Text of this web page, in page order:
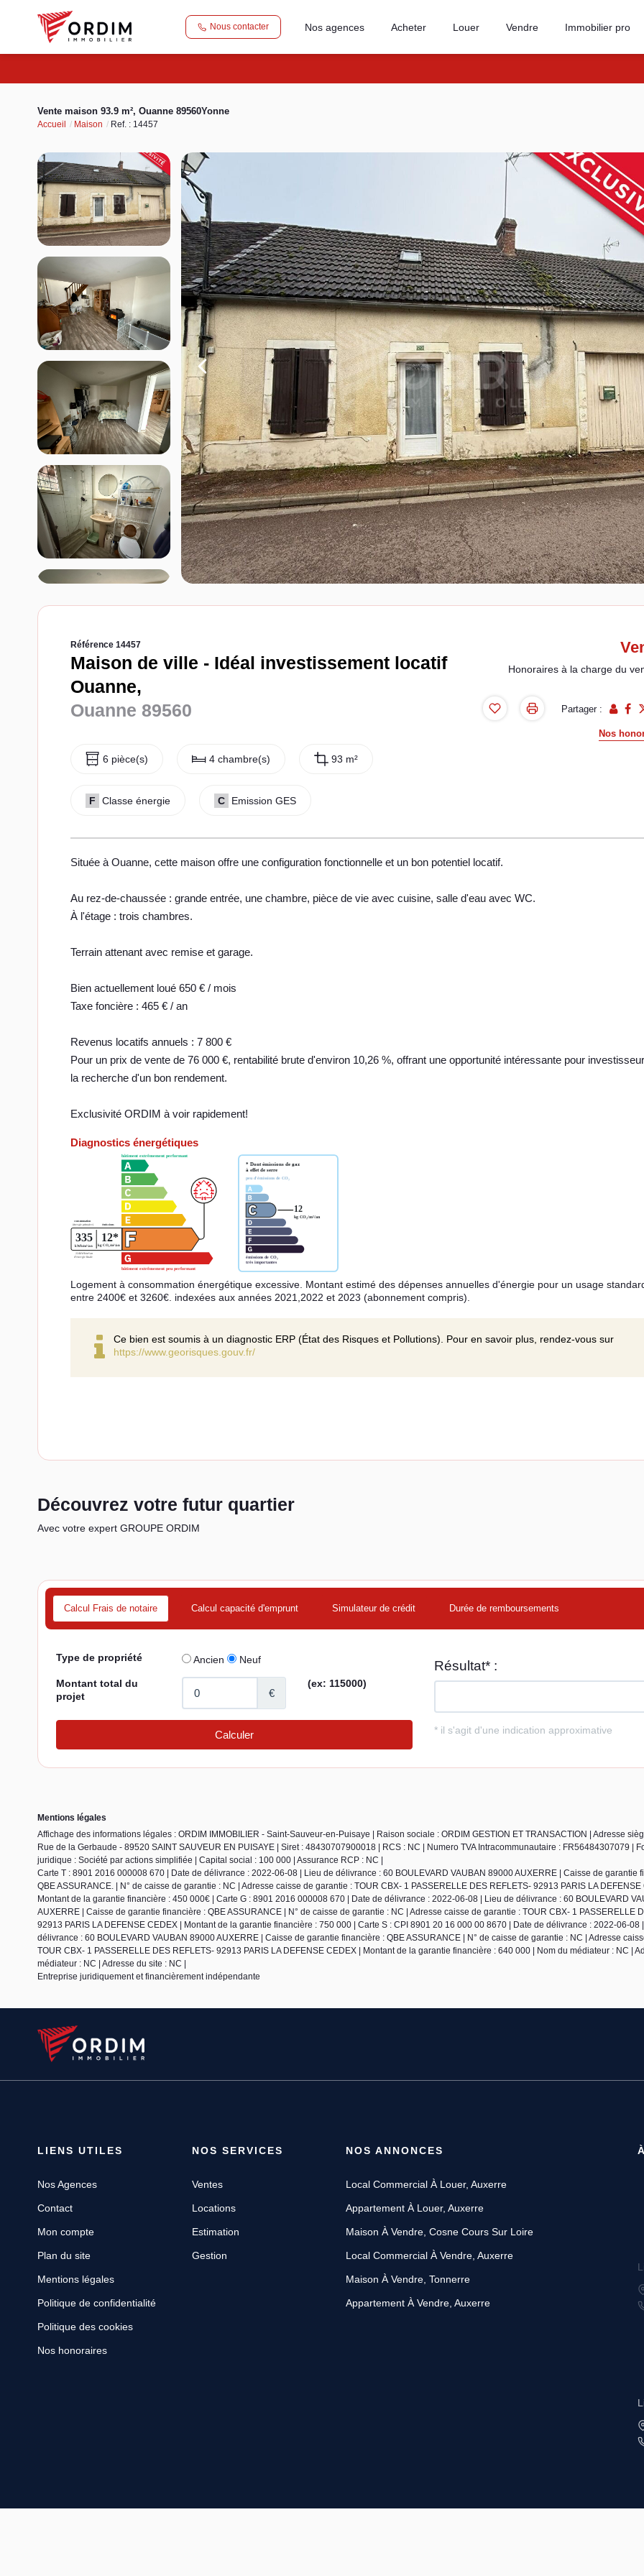
Nous contacter Nos agences Acheter Louer Vendre Immobilier pro
Vente maison 93.9 m², Ouanne 89560Yonne
Accueil Maison Ref. : 14457
Référence 14457
Maison de ville - Idéal investissement locatif
Ouanne,
Ouanne 89560
6 pièce(s) 4 chambre(s) 93 m²
F Classe énergie C Emission GES
Honoraires à la charge du
Partager :
Nos
Située à Ouanne, cette maison offre une configuration fonctionnelle et un bon potentiel locatif.
Au rez-de-chaussée : grande entrée, une chambre, pièce de vie avec cuisine, salle d'eau avec WC.
À l'étage : trois chambres.
Terrain attenant avec remise et garage.
Bien actuellement loué 650 € / mois
Taxe foncière : 465 € / an
Revenus locatifs annuels : 7 800 €
Pour un prix de vente de 76 000 €, rentabilité brute d'environ 10,26 %, offrant une opportunité intéressante pour
la recherche d'un bon rendement.
Exclusivité ORDIM à voir rapidement!
Diagnostics énergétiques
Logement à consommation énergétique excessive. Montant estimé des dépenses annuelles d'énergie pour un usage
entre 2400€ et 3260€. indexées aux années 2021,2022 et 2023 (abonnement compris).
Ce bien est soumis à un diagnostic ERP (État des Risques et Pollutions). Pour en savoir plus, rendez-vous sur
https://www.georisques.gouv.fr/
Découvrez votre futur quartier
Avec votre expert GROUPE ORDIM
Calcul Frais de notaire Calcul capacité d'emprunt Simulateur de crédit Durée de remboursements
Mentions légales
Affichage des informations légales : ORDIM IMMOBILIER - Saint-Sauveur-en-Puisaye | Raison sociale : ORDIM GESTION ET TRANSACTION | Adresse
Rue de la Gerbaude - 89520 SAINT SAUVEUR EN PUISAYE | Siret : 48430707900018 | RCS : NC | Numero TVA Intracommunautaire : FR56484307079 |
juridique : Société par actions simplifiée | Capital social : 100 000 | Assurance RCP : NC |
Carte T : 8901 2016 000008 670 | Date de délivrance : 2022-06-08 | Lieu de délivrance : 60 BOULEVARD VAUBAN 89000 AUXERRE | Caisse de garantie
QBE ASSURANCE. | N° de caisse de garantie : NC | Adresse caisse de garantie : TOUR CBX- 1 PASSERELLE DES REFLETS- 92913 PARIS LA DEFENSE
Montant de la garantie financière : 450 000€ | Carte G : 8901 2016 000008 670 | Date de délivrance : 2022-06-08 | Lieu de délivrance : 60 BOULEVARD
AUXERRE | Caisse de garantie financière : QBE ASSURANCE | N° de caisse de garantie : NC | Adresse caisse de garantie : TOUR CBX- 1 PASSERELLE
92913 PARIS LA DEFENSE CEDEX | Montant de la garantie financière : 750 000 | Carte S : CPI 8901 20 16 000 00 8670 | Date de délivrance : 2022-06-08
délivrance : 60 BOULEVARD VAUBAN 89000 AUXERRE | Caisse de garantie financière : QBE ASSURANCE | N° de caisse de garantie : NC | Adresse
TOUR CBX- 1 PASSERELLE DES REFLETS- 92913 PARIS LA DEFENSE CEDEX | Montant de la garantie financière : 640 000 | Nom du médiateur : NC |
médiateur : NC | Adresse du site : NC |
Entreprise juridiquement et financièrement indépendante
LIENS UTILES
Nos Agences
Contact
Mon compte
Plan du site
Mentions légales
Politique de confidentialité
Politique des cookies
Nos honoraires
NOS SERVICES
Ventes
Locations
Estimation
Gestion
NOS ANNONCES
Local Commercial À Louer, Auxerre
Appartement À Louer, Auxerre
Maison À Vendre, Cosne Cours Sur Loire
Local Commercial À Vendre, Auxerre
Maison À Vendre, Tonnerre
Appartement À Vendre, Auxerre